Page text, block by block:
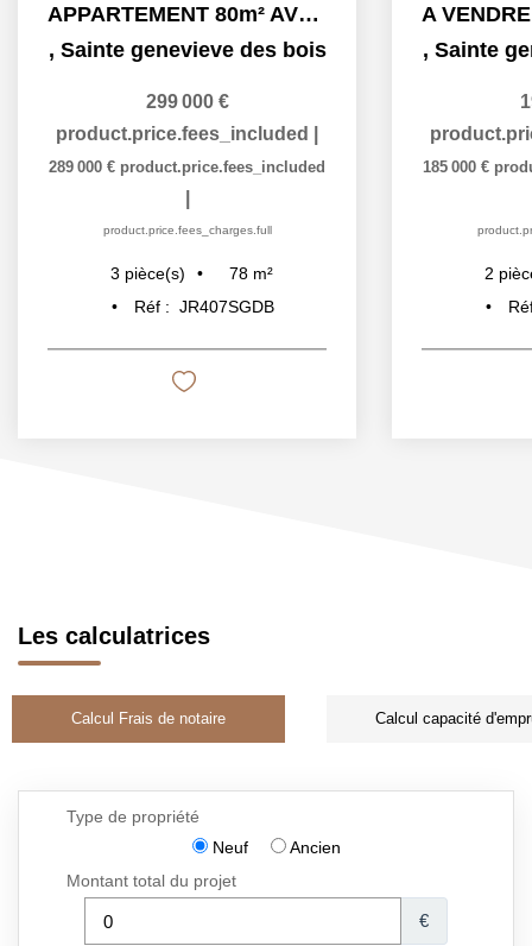
APPARTEMENT 80m² AVEC BALCON A VENDRE - SAINTE GENEVIÈVE...
, Sainte genevieve des bois
299 000 €
product.price.fees_included
289 000 € product.price.fees_included
product.price.fees_charges.full
3 pièce(s) 78 m²
Réf : JR407SGDB
, Sainte
185 000 €
2
Les calculatrices
Calcul Frais de notaire Calcul capacité